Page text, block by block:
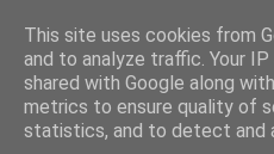
This site uses cookies from
and to analyze traffic. Your
shared with Google along
metrics to ensure quality of
statistics, and to detect and
FilmBoy